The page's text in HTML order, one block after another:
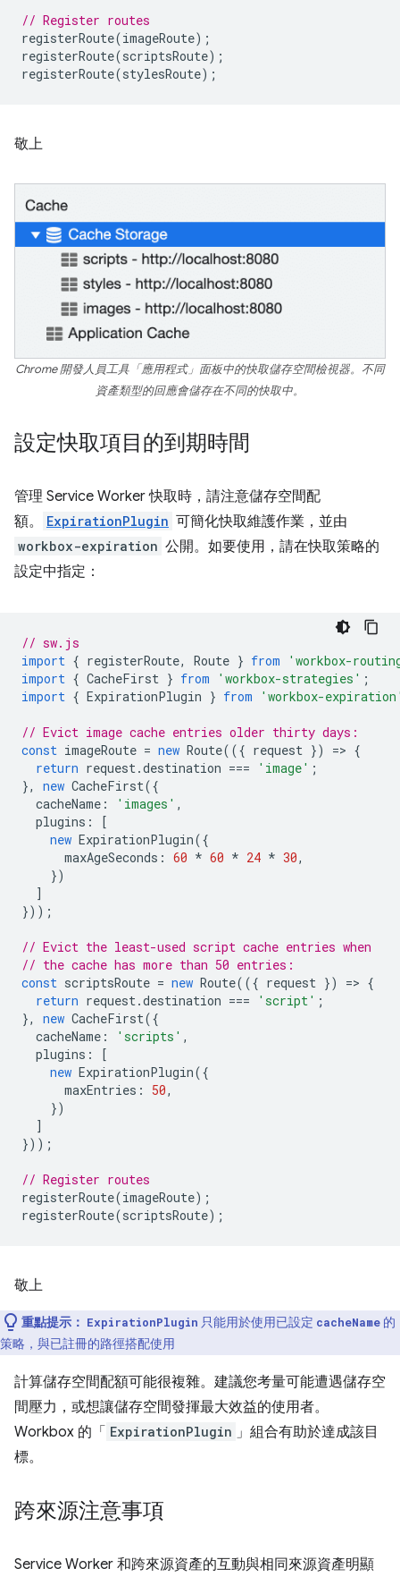
// Register routes
registerRoute(imageRoute);
registerRoute(scriptsRoute);
registerRoute(stylesRoute);
敬上
Chrome 開發人員工具「應用程式」面板中的快取儲存空間檢視器。不同
資產類型的回應會儲存在不同的快取中。
設定快取項目的到期時間
管理 Service Worker 快取時，請注意儲存空間配
額。
ExpirationPlugin 可簡化快取維護作業，並由
workbox-expiration 公開。如要使用，請在快取策略的
設定中指定：
// sw.js
import { registerRoute, Route } from
'workbox-
import { CacheFirst } from 'workbox-strategies' ;
import { ExpirationPlugin } from 'workbox-
// Evict image cache entries older thirty days:
const imageRoute = new Route(({ request }) => {
return request.destination === 'image' ;
},
new CacheFirst({
cacheName : 'images' ,
plugins :
[
new ExpirationPlugin({
maxAgeSeconds : 60 * 60 * 24 * 30,
})
]
}));
// Evict the least-used script cache entries when
// the cache has more than 50 entries:
const scriptsRoute = new Route(({ request }) => {
return request.destination === 'script' ;
},
new CacheFirst({
cacheName : 'scripts' ,
plugins :
[
new ExpirationPlugin({
maxEntries : 50,
})
]
}));
// Register routes
registerRoute(imageRoute);
registerRoute(scriptsRoute);
敬上
重點提示： ExpirationPlugin 只能用於使用已設定 cacheName 的
策略，與已註冊的路徑搭配使用
計算儲存空間配額可能很複雜。建議您考量可能遭遇儲存空
間壓力，或想讓儲存空間發揮最大效益的使用者。
Workbox 的「 ExpirationPlugin 」組合有助於達成該目
標。
跨來源注意事項
Service Worker 和跨來源資產的互動與相同來源資產明顯